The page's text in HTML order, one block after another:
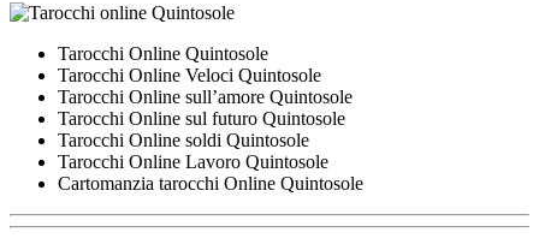
Tarocchi Online Quintosole
Tarocchi Online Veloci Quintosole
Tarocchi Online sull’amore Quintosole
Tarocchi Online sul futuro Quintosole
Tarocchi Online soldi Quintosole
Tarocchi Online Lavoro Quintosole
Cartomanzia tarocchi Online Quintosole